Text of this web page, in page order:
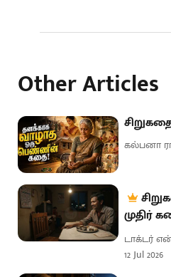
Other Articles
கல்பனா
டாக்டர்
12 Jul 2026